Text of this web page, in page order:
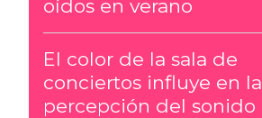
oídos en verano
El color de la sala de
conciertos influye en la
percepción del sonido